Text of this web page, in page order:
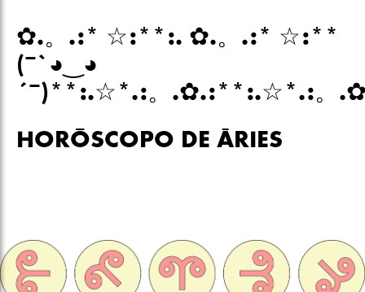
✿.。.:* ☆:**:. ✿.。.:* ☆:**
(¯`◕‿◕
´¯)**:.☆*.:。.✿.:**:.☆*.:。
HORÓSCOPO DE ÁRIES